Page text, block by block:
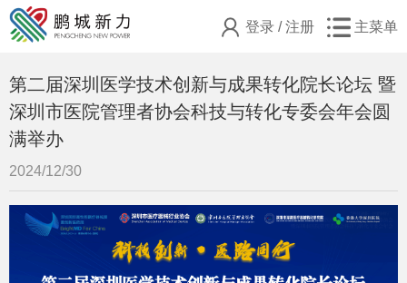
登录 /注册 主菜单
第二届深圳医学技术创新与成果转化院长论坛 暨
深圳市医院管理者协会科技与转化专委会年会圆
满举办
2024/12/30